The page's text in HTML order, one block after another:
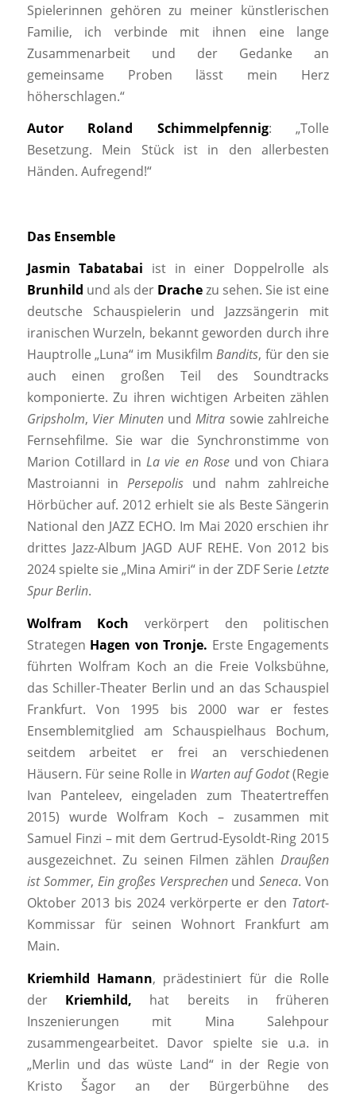
Spielerinnen gehören zu meiner künstlerischen
Familie, ich verbinde mit ihnen eine lange
Zusammenarbeit und der Gedanke an
gemeinsame Proben lässt mein Herz
höherschlagen.“
Autor Roland Schimmelpfennig: „Tolle
Besetzung. Mein Stück ist in den allerbesten
Händen. Aufregend!“
Das Ensemble
Jasmin Tabatabai ist in einer Doppelrolle als
Brunhild und als der Drachezu sehen. Sie ist eine
deutsche Schauspielerin und Jazzsängerin mit
iranischen Wurzeln, bekannt geworden durch ihre
Hauptrolle „Luna“ im MusikfilmBandits, für den sie
auch einen großen Teil des Soundtracks
komponierte. Zu ihren wichtigen Arbeiten zählen
Gripsholm, Vier MinutenundMitra sowie zahlreiche
Fernsehfilme. Sie war die Synchronstimme von
Marion Cotillard inLa vie en Roseund von Chiara
Mastroianni inPersepolis und nahm zahlreiche
Hörbücher auf. 2012 erhielt sie als Beste Sängerin
National den JAZZ ECHO. Im Mai 2020 erschien ihr
drittes Jazz-Album JAGD AUF REHE. Von 2012 bis
2024 spielte sie „Mina Amiri“ in der ZDF SerieLetzte
Spur Berlin.
Wolfram Koch verkörpert den politischen
Strategen Hagen von Tronje. Erste Engagements
führten Wolfram Koch an die Freie Volksbühne,
das Schiller-Theater Berlin und an das Schauspiel
Frankfurt. Von 1995 bis 2000 war er festes
Ensemblemitglied am Schauspielhaus Bochum,
seitdem arbeitet er frei an verschiedenen
Häusern. Für seine Rolle in Warten auf Godot(Regie
Ivan Panteleev, eingeladen zum Theatertreffen
2015) wurde Wolfram Koch – zusammen mit
Samuel Finzi – mit dem Gertrud-Eysoldt-Ring 2015
ausgezeichnet. Zu seinen Filmen zählenDraußen
ist Sommer, Ein großes VersprechenundSeneca. Von
Oktober 2013 bis 2024 verkörperte er den Tatort-
Kommissar für seinen Wohnort Frankfurt am
Main.
Kriemhild Hamann, prädestiniert für die Rolle
derKriemhild, hat bereits in früheren
Inszenierungen mit Mina Salehpour
zusammengearbeitet. Davor spielte sie u.a. in
„Merlin und das wüste Land“ in der Regie von
Kristo Šagor an der Bürgerbühne des